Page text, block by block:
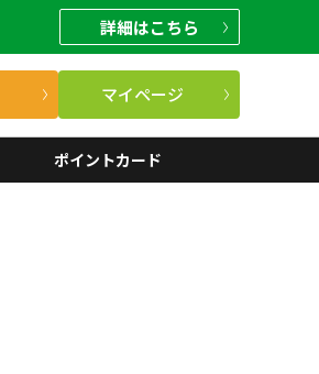
詳細はこちら
マイページ
ポイントカード